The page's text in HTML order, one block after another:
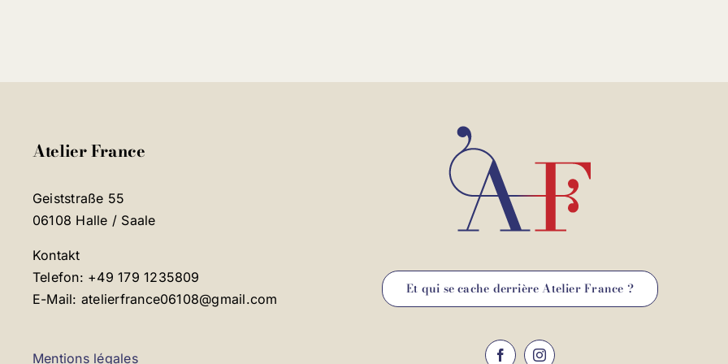
Atelier France
Geiststraße 55
06108 Halle / Saale
Kontakt
Telefon: +49 179 1235809
E-Mail: atelierfrance06108@gmail.com
Mentions légales
Et qui se cache derrière Atelier France ?